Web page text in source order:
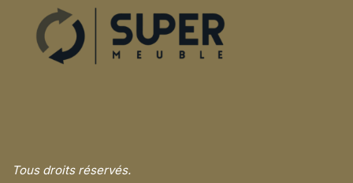
Tous droits réservés.